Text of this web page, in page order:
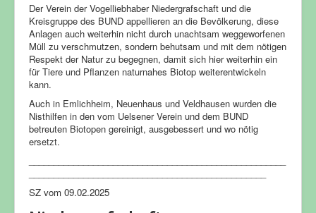
Der Verein der Vogelliebhaber Niedergrafschaft und die
Kreisgruppe des BUND appellieren an die Bevölkerung, diese
Anlagen auch weiterhin nicht durch unachtsam weggeworfenen
Müll zu verschmutzen, sondern behutsam und mit dem nötigen
Respekt der Natur zu begegnen, damit sich hier weiterhin ein
für Tiere und Pflanzen naturnahes Biotop weiterentwickeln
kann.
Auch in Emlichheim, Neuenhaus und Veldhausen wurden die
Nisthilfen in den vom Uelsener Verein und dem BUND
betreuten Biotopen gereinigt, ausgebessert und wo nötig
ersetzt.
SZ vom 09.02.2025